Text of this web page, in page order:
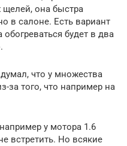
она быстра
в салоне. Есть вариант
обогреваться будет в два
что у множества
за того, что например на
у мотора 1.6
встретить. Но всякие